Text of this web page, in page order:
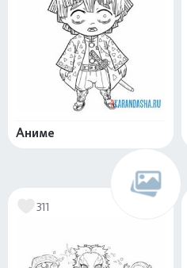
Аниме
311